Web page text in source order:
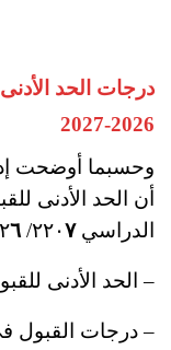
درجات الحد
2026-2027
وحسبما أوضحت
أن الحد الأدنى
الدراسي ٢٢٠٧ / ٢٠٢٦
– الحد الأدنى
– درجات القبول